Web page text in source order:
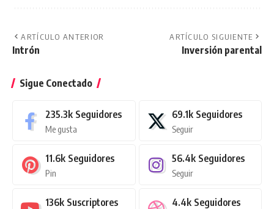
ARTÍCULO ANTERIOR
Intrón
ARTÍCULO SIGUIENTE
Inversión parental
Sigue Conectado
235.3k Seguidores
Me gusta
69.1k Seguidores
Seguir
11.6k Seguidores
Pin
56.4k Seguidores
Seguir
136k Suscriptores 4.4k Seguidores